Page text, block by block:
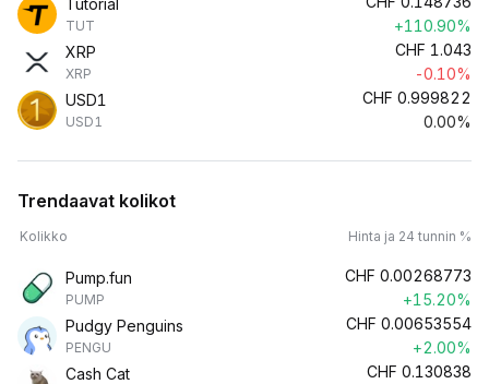
Tutorial
TUT
+110.90%
XRP
XRP
CHF 1.043
-0.10%
USD1
USD1
CHF 0.999822
0.00%
Trendaavat kolikot
Kolikko Hinta ja 24 tunnin %
Pump.fun
PUMP
CHF 0.00268773
+15.20%
Pudgy Penguins
PENGU
CHF 0.00653554
+2.00%
Cash Cat
CHF 0.130838